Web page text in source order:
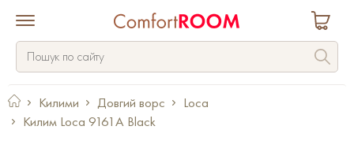
Килими Довгий ворс
Loca
Килим Loca 9161A Black